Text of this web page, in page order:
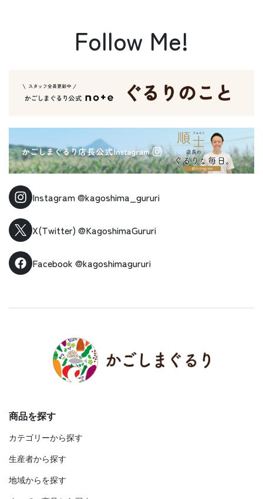
Follow Me!
Instagram@kagoshima_gururi
X(Twitter) @KagoshimaGururi
Facebook @kagoshimagururi
商品を探す
カテゴリーから探す
生産者から探す
地域からを探す